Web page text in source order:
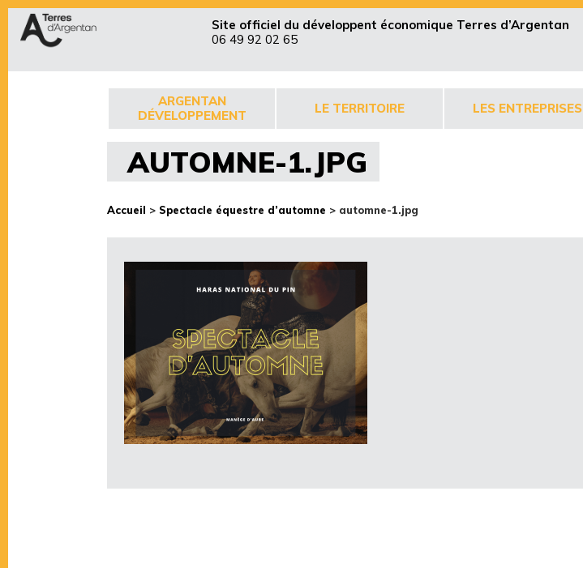
Site officiel du développent économique Terres d’Argentan
06 49 92 02 65
ARGENTAN
DÉVELOPPEMENT
LE TERRITOIRE LES ENTREPRISES
AUTOMNE-1.JPG
Accueil > Spectacle équestre d’automne > automne-1.jpg